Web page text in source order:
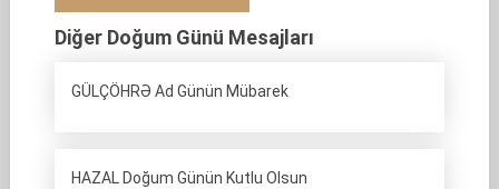
Diğer Doğum Günü Mesajları
GÜLÇÖHRƏ Ad Günün Mübarek
HAZAL Doğum Günün Kutlu Olsun